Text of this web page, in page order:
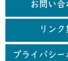
お問い合
リンク
プライバシー